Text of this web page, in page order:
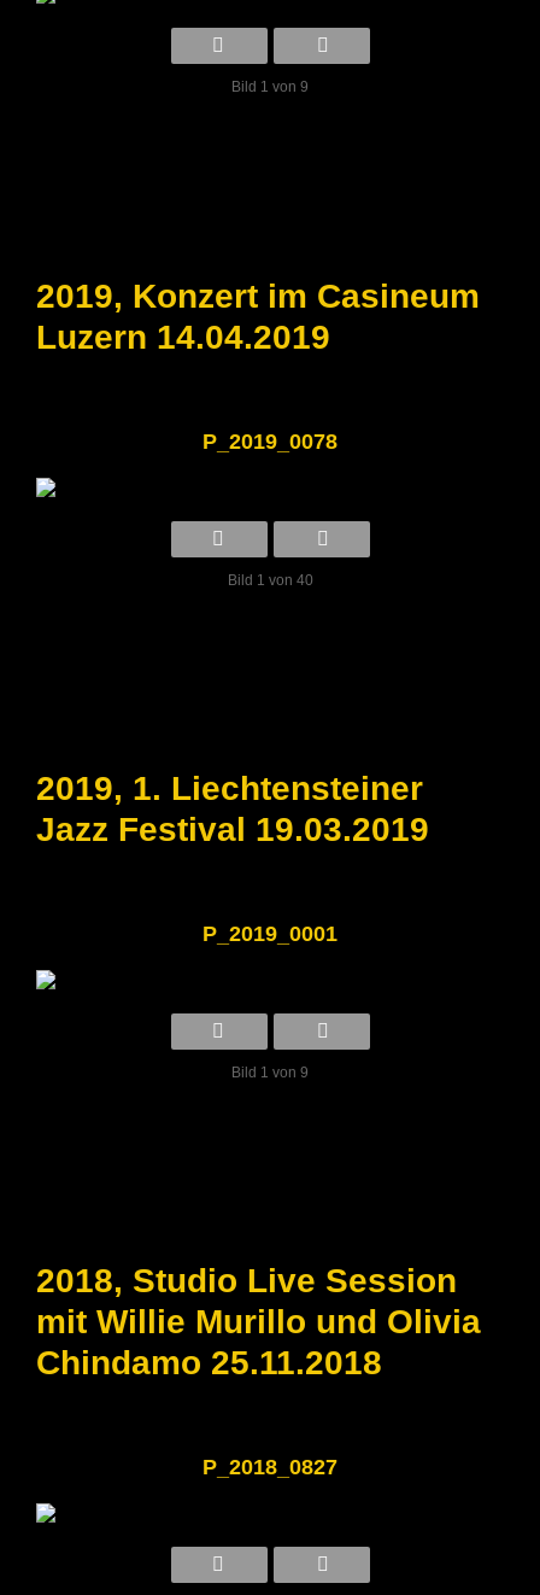
Bild 1 von 9
2019, Konzert im Casineum
Luzern 14.04.2019
P_2019_0078
Bild 1 von 40
2019, 1. Liechtensteiner
Jazz Festival 19.03.2019
P_2019_0001
Bild 1 von 9
2018, Studio Live Session
mit Willie Murillo und Olivia
Chindamo 25.11.2018
P_2018_0827